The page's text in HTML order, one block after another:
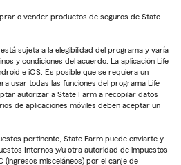
o vender productos de seguros de State
está sujeta a la elegibilidad del programa y varía
y condiciones del acuerdo. La aplicación Life
e iOS. Es posible que se requiera un
usar todas las funciones del programa Life
autorizar a State Farm a recopilar datos
de aplicaciones móviles deben aceptar un
pertinente, State Farm puede enviarte y
Internos y/u otra autoridad de impuestos
(ingresos misceláneos) por el canje de